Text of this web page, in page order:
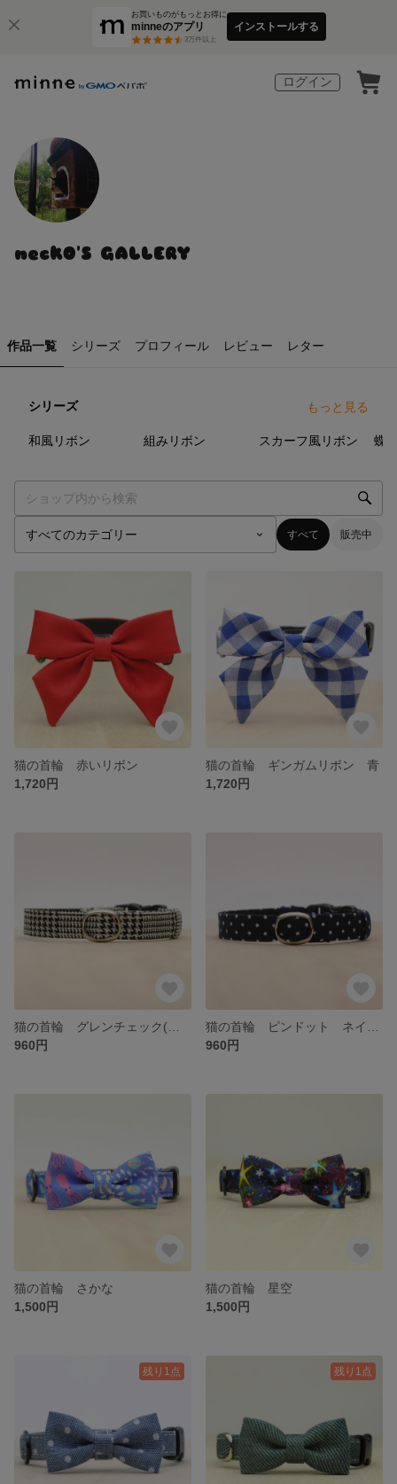
お買いものがもっとお得に
minneのアプリ
3万件以上
インストールする
ログイン
neckO'S GALLERY
作品一覧 シリーズ プロフィール レビュー レター
シリーズ もっと見る
和風リボン 組みリボン スカーフ風リボン 蝶
すべて 販売中
猫の首輪 赤いリボン
1,720円
猫の首輪 ギンガムリボン 青
1,720円
960円
960円
猫の首輪 さかな
1,500円
猫の首輪 星空
1,500円
残り1点 残り1点